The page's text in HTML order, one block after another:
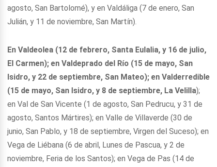
agosto, San Bartolomé), y en Valdáliga (7 de enero, San
Julián, y 11 de noviembre, San Martín).
En Valdeolea (12 de febrero, Santa Eulalia, y 16 de julio,
El Carmen); en Valdeprado del Río (15 de mayo, San
Isidro, y 22 de septiembre, San Mateo); en Valderredible
(15 de mayo, San Isidro, y 8 de septiembre, La Velilla);
en Val de San Vicente (1 de agosto, San Pedrucu, y 31 de
agosto, Santos Mártires); en Valle de Villaverde (30 de
junio, San Pablo, y 18 de septiembre, Virgen del Suceso); en
Vega de Liébana (6 de abril, Lunes de Pascua, y 2 de
noviembre, Feria de los Santos); en Vega de Pas (14 de